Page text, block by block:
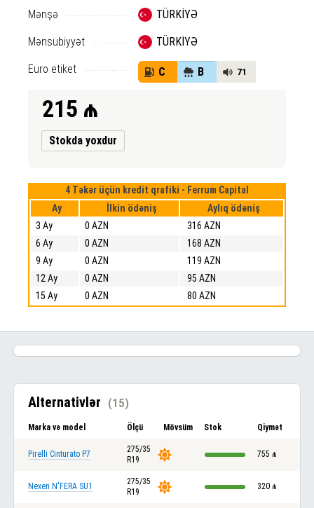
Mənşə
TÜRKİYƏ
Mənsubiyyət TÜRKİYƏ
Euro etiket C B 71
215 ₼
Stokda yoxdur
4 Təkər üçün kredit qrafiki - Ferrum Capital
Ay
İlkin ödəniş
Aylıq ödəniş
3 Ay
0 AZN
316 AZN
6 Ay
0 AZN
168 AZN
9 Ay
0 AZN
119 AZN
12 Ay
0 AZN
95 AZN
15 Ay
0 AZN 80 AZN
Alternativlər (15)
Marka və model Ölçü Mövsüm Stok Qiymət
Pirelli Cinturato P7
275/35
R19
755 ₼
Nexen N'FERA SU1
275/35
R19
320 ₼